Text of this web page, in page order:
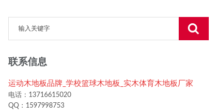
联系信息
运动木地板品牌_学校篮球木地板_实木体育木地板厂家
电话：13716615020
QQ：1597998753